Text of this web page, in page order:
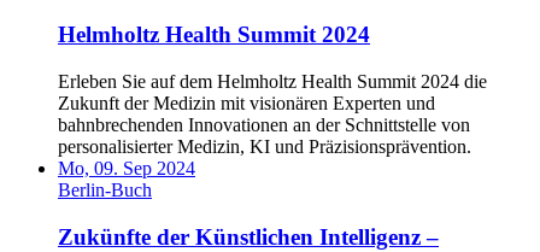
Helmholtz Health Summit 2024
Erleben Sie auf dem Helmholtz Health Summit 2024 die
Zukunft der Medizin mit visionären Experten und
bahnbrechenden Innovationen an der Schnittstelle von
personalisierter Medizin, KI und Präzisionsprävention.
Mo, 09. Sep 2024
Berlin-Buch
Zukünfte der Künstlichen Intelligenz –